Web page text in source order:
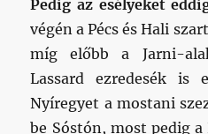
Pedig az esélyeket
végén a Pécs és Hali
míg előbb a Jarni-
Lassard ezredesék is
Nyíregyet a mostani
be Sóstón, most pedig a